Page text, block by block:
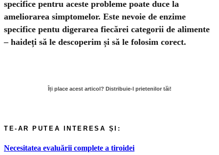
specifice pentru aceste probleme poate duce la
ameliorarea simptomelor. Este nevoie de enzime
specifice pentu digerarea fiecărei categorii de alimente
– haideți să le descoperim și să le folosim corect.
Necesitatea evaluării complete a tiroidei